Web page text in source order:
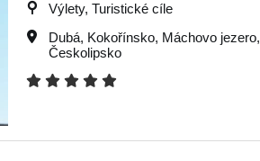
Výlety, Turistické cíle
Dubá, Kokořínsko, Máchovo jezero,
Českolipsko